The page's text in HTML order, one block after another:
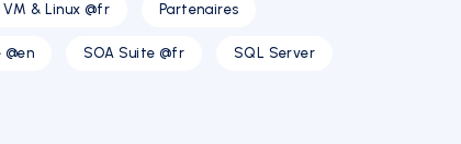
& Linux @fr Partenaires
@en SOA Suite @fr SQL Server